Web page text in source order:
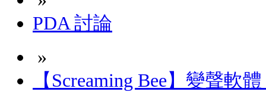
PDA 討論
»
【Screaming Bee】變聲軟